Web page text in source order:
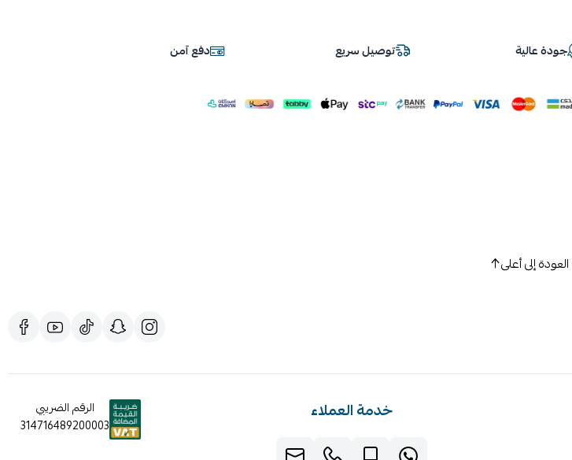
جودة عالية توصيل سريع دفع آمن
العودة إلى أعلى
خدمة العملاء
الرقم الضريبي
314716489200003